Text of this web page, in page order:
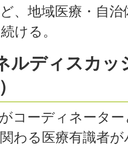
、地域医療・自
ける。
ルディスカッ
コーディネータ
わる医療有識者